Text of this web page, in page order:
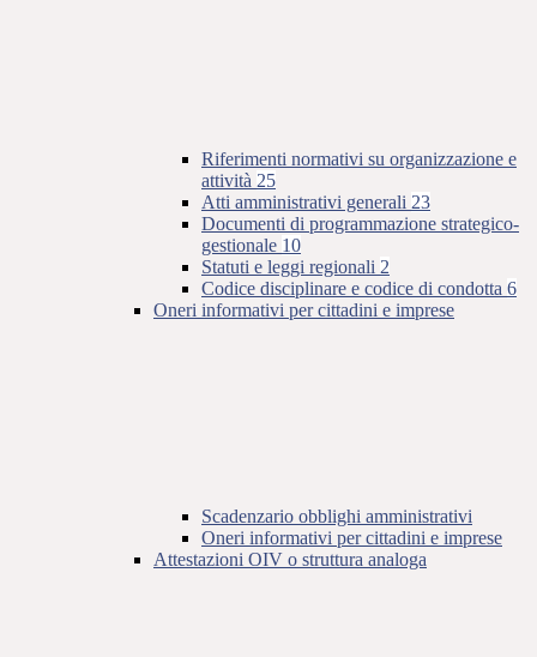
Riferimenti normativi su organizzazione e
attività 25
Atti amministrativi generali 23
Documenti di programmazione strategico-
gestionale 10
Statuti e leggi regionali 2
Codice disciplinare e codice di condotta 6
Oneri informativi per cittadini e imprese
Scadenzario obblighi amministrativi
Oneri informativi per cittadini e imprese
Attestazioni OIV o struttura analoga